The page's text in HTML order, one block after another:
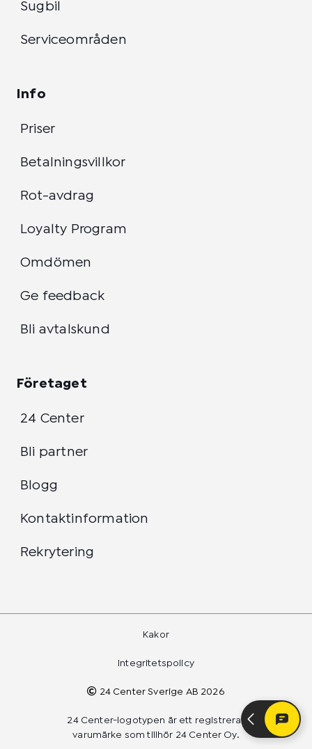
Sugbil
Serviceområden
Info
Priser
Betalningsvillkor
Rot-avdrag
Loyalty Program
Omdömen
Ge feedback
Bli avtalskund
Företaget
24 Center
Bli partner
Blogg
Kontaktinformation
Rekrytering
Kakor
Integritetspolicy
24 Center Sverige AB 2026
24 Center-logotypen är ett registrerat
varumärke som tillhör 24 Center Oy.